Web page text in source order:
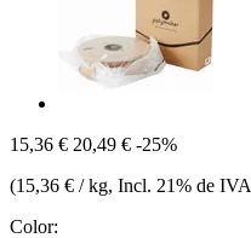
15,36 € 20,49 € -25%
(15,36 € / kg, Incl. 21% de IVA
Color: